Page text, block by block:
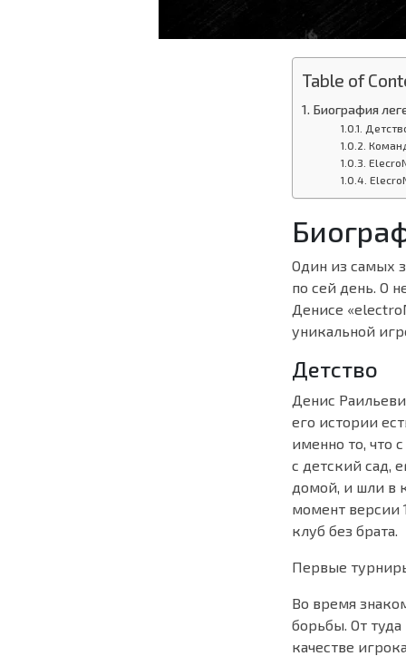
Table of
Биография
Один из самых
по сей день. О
Денисе
уникальной
Детство
Денис
его истории
именно то, что
с детский сад,
домой, и шли в
момент версии
клуб без брата.
Первые
Во время
борьбы. От
качестве